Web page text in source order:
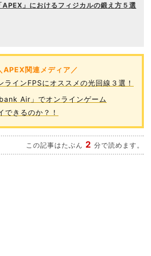
APEX」におけるフィジカルの鍛え方５選
APEX関連メディア／
インFPSにオススメの光回線３選！
Air」でオンラインゲーム
できるのか？！
この記事はたぶん 2 分で読めます。